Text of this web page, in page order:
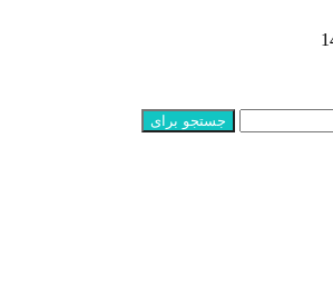
جستجو برای